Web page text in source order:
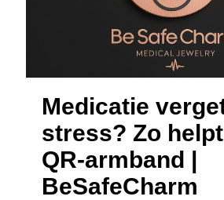
Medicatie
stress? Zo
QR-armband |
BeSafeCharm